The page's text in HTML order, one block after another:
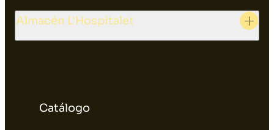
Catálogo
Almacén L'Hospitalet